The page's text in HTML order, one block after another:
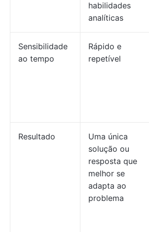
habilidades
analíticas
Sensibilidade
ao tempo
Rápido e
repetível
Resultado
Uma única
solução ou
resposta que
melhor se
adapta ao
problema